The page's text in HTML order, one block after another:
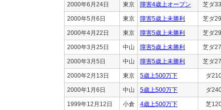
2000年6月24日 東京 障害4歳上オープン 芝ダ
2000年5月6日 東京 障害5歳上未勝利 芝ダ
2000年4月22日 東京 障害5歳上未勝利 芝ダ
2000年3月25日 中山 障害5歳上未勝利 芝ダ
2000年3月5日 中山 障害5歳上未勝利 芝ダ
2000年2月13日 東京 5歳上500万下 ダ
2000年1月6日 中山 5歳上500万下 ダ
1999年12月12日 小倉 4歳上500万下 芝